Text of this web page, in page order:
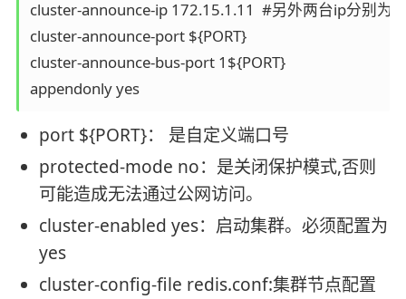
cluster-announce-ip 172.15.1.11  #另外两台ip分别为
cluster-announce-port ${PORT}
cluster-announce-bus-port 1${PORT}
appendonly yes
port ${PORT}： 是自定义端口号
protected-mode no：是关闭保护模式,否则
可能造成无法通过公网访问。
cluster-enabled yes：启动集群。必须配置为
yes
cluster-config-file redis.conf:集群节点配置